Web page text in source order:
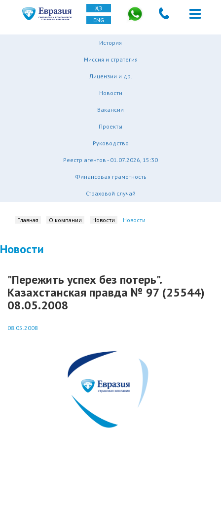
ҚАЗ
ENG
История
Миссия и стратегия
Лицензии и др.
Новости
Вакансии
Проекты
Руководство
Реестр агентов - 01.07.2026, 15:30
Финансовая грамотность
Страховой случай
Главная О компании Новости Новости
Новости
"Пережить успех без потерь".
Казахстанская правда № 97 (25544)
08.05.2008
08.05.2008